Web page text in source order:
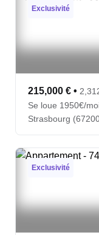
Exclusivité
215,000 € •
Se loue 1950€/
Strasbourg
Exclusivité